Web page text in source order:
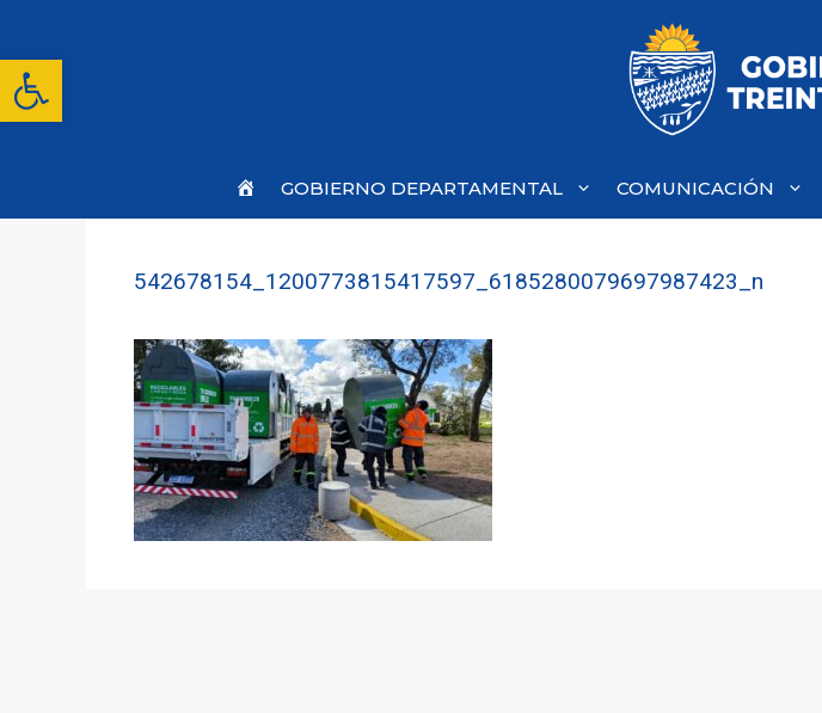
Abrir barra de herramientas
contenido
Inicio
GOBIERNO DEPARTAMENTAL COMUNICACIÓN
542678154_1200773815417597_6185280079697987423_n